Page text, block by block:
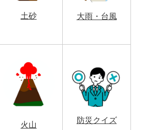
土砂 大雨・台風
火山
防災クイズ